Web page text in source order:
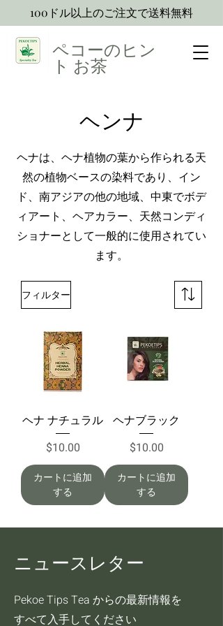
ペコーのヒン
ト お茶
100ドル以上のご注文で送料無料
ヘンナ
ヘナは、ヘナ植物の葉から作られる天
然の植物ベースの染料であり、イン
ド、南アジアの他の地域、中東でボデ
ィアート、ヘアカラー、天然コンディ
ショナーとして一般的に使用されてい
ます。
フィルター
ヘナ ナチュラル
価格
$10.00
カートに追加
する
ヘナブラック
価格
$10.00
カートに追加
する
ニュースレター
Pekoe Tips Tea からの最新情報を
すべて入手してください